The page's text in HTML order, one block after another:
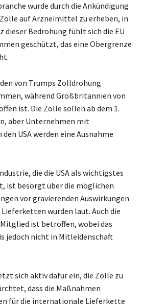
wurde durch die Ankündigung
auf Arzneimittel zu erheben, in
Bedrohung fühlt sich die EU
geschützt, das eine Obergrenze
von Trumps Zolldrohung
während Großbritannien von
ist. Die Zölle sollen ab dem 1.
aber Unternehmen mit
USA werden eine Ausnahme
die die USA als wichtigstes
ist besorgt über die möglichen
vor gravierenden Auswirkungen
wurden laut. Auch die
ist betroffen, wobei das
jedoch nicht in Mitleidenschaft
sich aktiv dafür ein, die Zölle zu
dass die Maßnahmen
für die internationale Lieferkette